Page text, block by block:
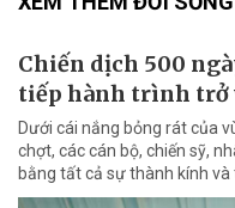
Chiến dịch 500
tiếp hành trình trở
Dưới cái nắng bỏng rát của
chợt, các cán bộ, chiến sỹ,
bằng tất cả sự thành kính và